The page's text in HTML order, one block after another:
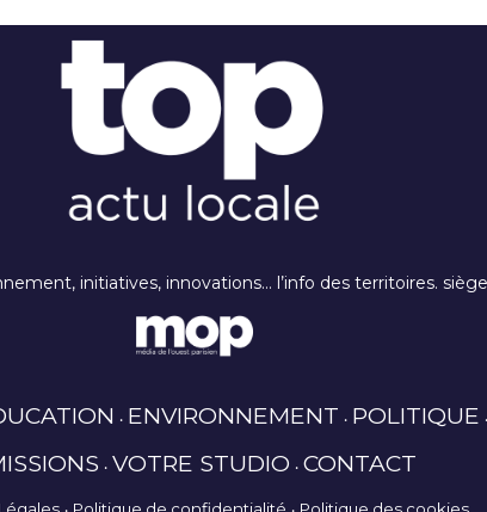
initiatives, innovations… l’info des territoires.
ENVIRONNEMENT POLITIQUE
VOTRE STUDIO CONTACT
Politique de confidentialité Politique des cookies